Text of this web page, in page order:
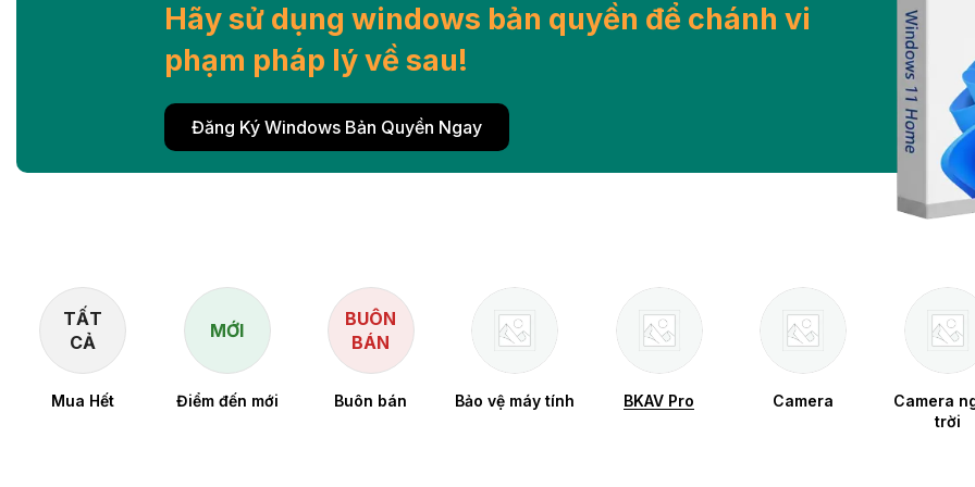
Hãy sử dụng windows bản quyền để chánh vi
phạm pháp lý về sau!
Đăng Ký Windows Bản Quyền Ngay
TẤT
CẢ
Mua Hết
MỚI
Điểm đến mới
BUÔN
BÁN
Buôn bán Bảo vệ máy tính BKAV Pro Camera
Camera
trời